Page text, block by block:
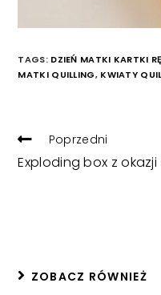
TAGS: DZIEŃ MATKI KARTKI
MATKI QUILLING, KWIATY
READ
ARTICLES
Poprzedni
Exploding box z okazji
ZOBACZ RÓWNIEŻ